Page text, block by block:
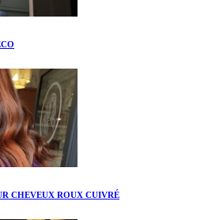
CHEVEUX ROUX CUIVRÉ